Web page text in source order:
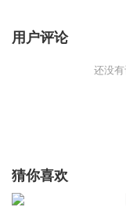
用户评论
还没有
猜你喜欢